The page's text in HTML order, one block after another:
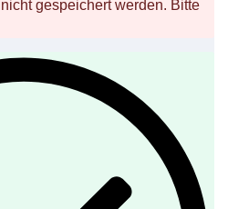
gespeichert werden. Bitte